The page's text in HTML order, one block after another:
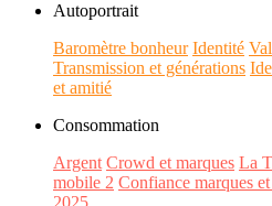
Autoportrait
Baromètre bonheur Identité
Transmission et générations
et amitié
Consommation
Argent Crowd et marques La
mobile 2 Confiance marques
2025